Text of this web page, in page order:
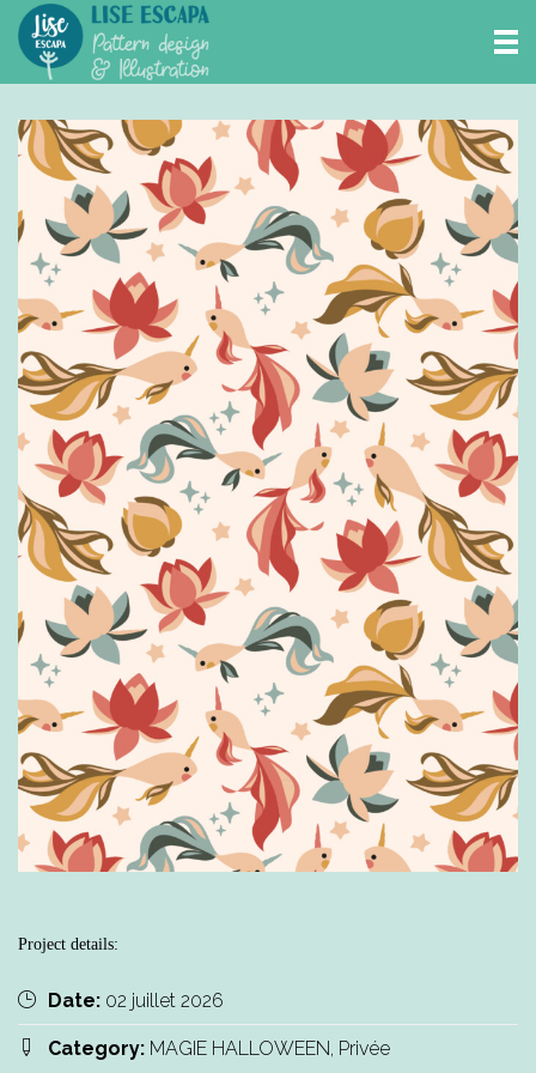
Project details:
Date: 02 juillet 2026
Category: MAGIE HALLOWEEN, Privée